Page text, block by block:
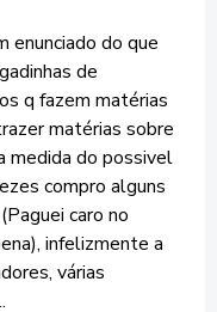
enunciado do que
de
q fazem matérias
matérias sobre
medida do possivel
compro alguns
caro no
infelizmente a
várias